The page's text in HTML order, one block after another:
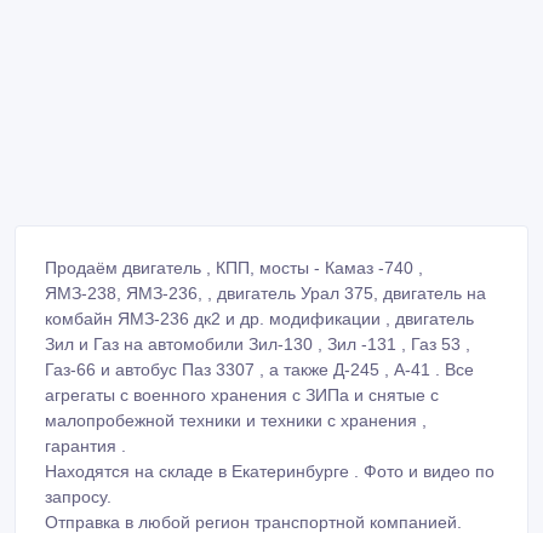
Продаём двигатель , КПП, мосты - Камаз -740 ,
ЯМЗ-238, ЯМЗ-236, , двигатель Урал 375, двигатель на
комбайн ЯМЗ-236 дк2 и др. модификации , двигатель
Зил и Газ на автомобили Зил-130 , Зил -131 , Газ 53 ,
Газ-66 и автобус Паз 3307 , а также Д-245 , А-41 . Все
агрегаты с военного хранения с ЗИПа и снятые с
малопробежной техники и техники с хранения ,
гарантия .
Находятся на складе в Екатеринбурге . Фото и видео по
запросу.
Отправка в любой регион транспортной компанией.